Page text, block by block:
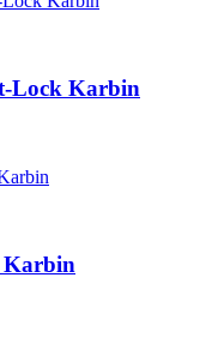
Lock Karbin
Karbin